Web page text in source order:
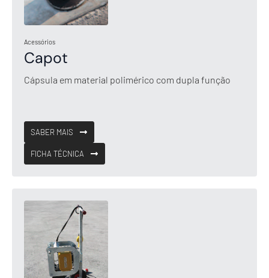
Acessórios
Capot
Cápsula em material polimérico com dupla função
SABER MAIS
FICHA TÉCNICA